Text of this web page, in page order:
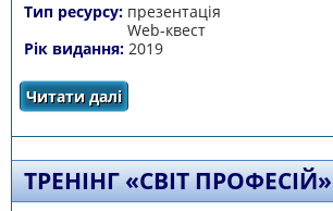
Тип ресурсу: презентація
Web-квест
Рік видання: 2019
Читати даліпро КОЗАЦЬКЕ БАРОКО
ТРЕНІНГ «СВІТ ПРОФЕСІЙ»